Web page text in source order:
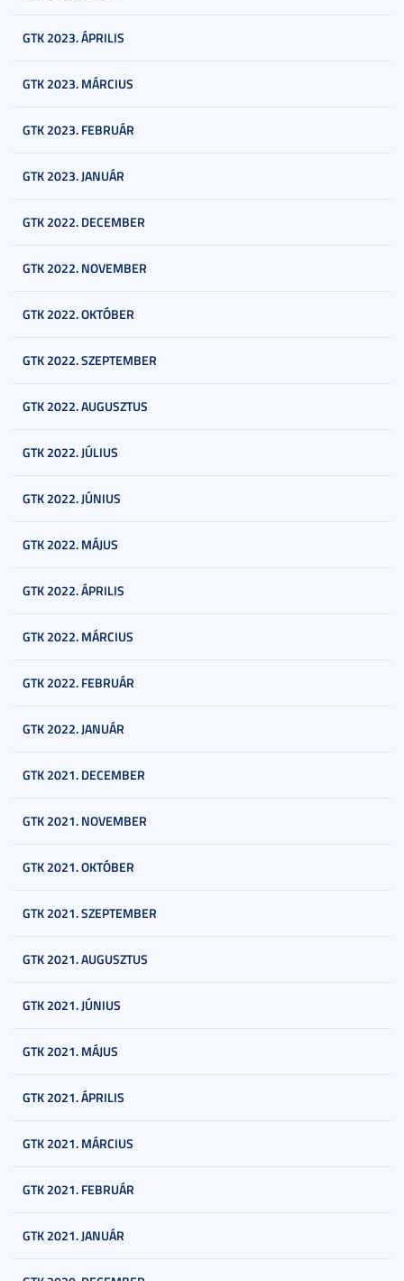
GTK 2023. ÁPRILIS
GTK 2023. MÁRCIUS
GTK 2023. FEBRUÁR
GTK 2023. JANUÁR
GTK 2022. DECEMBER
GTK 2022. NOVEMBER
GTK 2022. OKTÓBER
GTK 2022. SZEPTEMBER
GTK 2022. AUGUSZTUS
GTK 2022. JÚLIUS
GTK 2022. JÚNIUS
GTK 2022. MÁJUS
GTK 2022. ÁPRILIS
GTK 2022. MÁRCIUS
GTK 2022. FEBRUÁR
GTK 2022. JANUÁR
GTK 2021. DECEMBER
GTK 2021. NOVEMBER
GTK 2021. OKTÓBER
GTK 2021. SZEPTEMBER
GTK 2021. AUGUSZTUS
GTK 2021. JÚNIUS
GTK 2021. MÁJUS
GTK 2021. ÁPRILIS
GTK 2021. MÁRCIUS
GTK 2021. FEBRUÁR
GTK 2021. JANUÁR